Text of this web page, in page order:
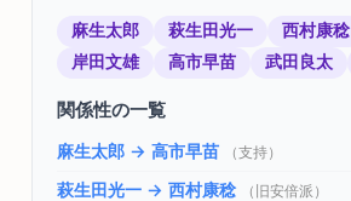
麻生太郎 萩生田光一 西村康稔
岸田文雄
高市早苗 武田良太
関係性の一覧
麻生太郎 → 高市早苗 （支持）
萩生田光一 → 西村康稔 （旧安倍派）